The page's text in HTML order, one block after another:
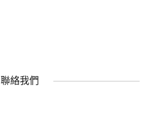
聯絡我們